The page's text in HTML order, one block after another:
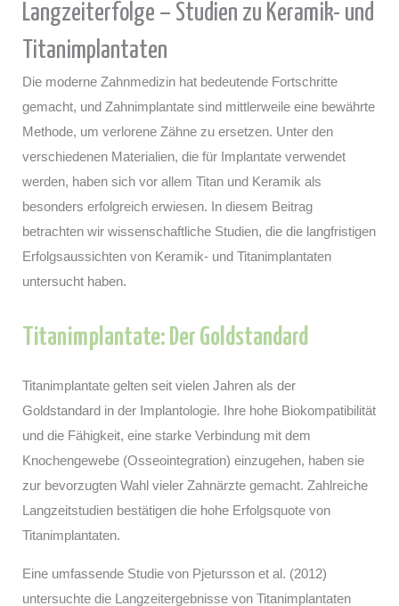
Langzeiterfolge – Studien zu Keramik- und
Titanimplantaten
Die moderne Zahnmedizin hat bedeutende Fortschritte
gemacht, und Zahnimplantate sind mittlerweile eine bewährte
Methode, um verlorene Zähne zu ersetzen. Unter den
verschiedenen Materialien, die für Implantate verwendet
werden, haben sich vor allem Titan und Keramik als
besonders erfolgreich erwiesen. In diesem Beitrag
betrachten wir wissenschaftliche Studien, die die langfristigen
Erfolgsaussichten von Keramik- und Titanimplantaten
untersucht haben.
Titanimplantate: Der Goldstandard
Titanimplantate gelten seit vielen Jahren als der
Goldstandard in der Implantologie. Ihre hohe Biokompatibilität
und die Fähigkeit, eine starke Verbindung mit dem
Knochengewebe (Osseointegration) einzugehen, haben sie
zur bevorzugten Wahl vieler Zahnärzte gemacht. Zahlreiche
Langzeitstudien bestätigen die hohe Erfolgsquote von
Titanimplantaten.
Eine umfassende Studie von Pjetursson et al. (2012)
untersuchte die Langzeitergebnisse von Titanimplantaten